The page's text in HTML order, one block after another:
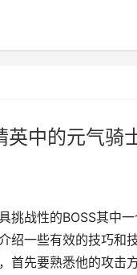
英中的元气骑
挑战性的BOSS其中
绍一些有效的技巧和
首先要熟悉他的攻击